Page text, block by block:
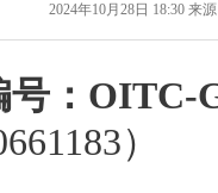
2024年10月28日 18:30 来
：OITC-
）